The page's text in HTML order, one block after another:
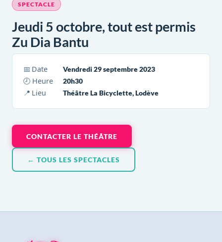
SPECTACLE
Jeudi 5 octobre, tout est permis
Zu Dia Bantu
📅 Date
Vendredi 29 septembre 2023
🕗 Heure
20h30
📍 Lieu
Théâtre La Bicyclette, Lodève
CONTACTER LE THÉÂTRE
← TOUS LES SPECTACLES